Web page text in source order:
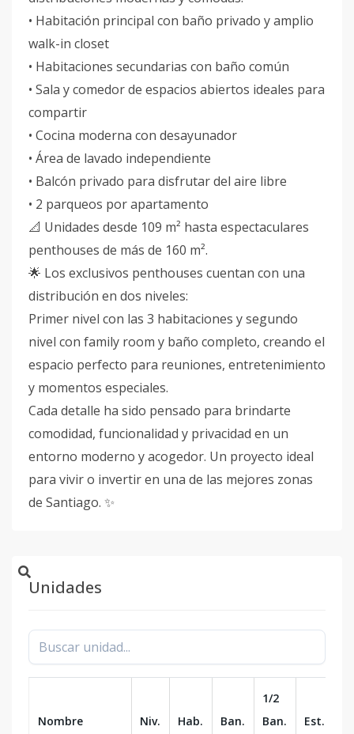
• Habitación principal con baño privado y amplio
walk-in closet
• Habitaciones secundarias con baño común
• Sala y comedor de espacios abiertos ideales para
compartir
• Cocina moderna con desayunador
• Área de lavado independiente
• Balcón privado para disfrutar del aire libre
• 2 parqueos por apartamento
📐 Unidades desde 109 m² hasta espectaculares
penthouses de más de 160 m².
🌟 Los exclusivos penthouses cuentan con una
distribución en dos niveles:
Primer nivel con las 3 habitaciones y segundo
nivel con family room y baño completo, creando el
espacio perfecto para reuniones, entretenimiento
y momentos especiales.
Cada detalle ha sido pensado para brindarte
comodidad, funcionalidad y privacidad en un
entorno moderno y acogedor. Un proyecto ideal
para vivir o invertir en una de las mejores zonas
de Santiago. ✨
Unidades
Nombre Niv. Hab. Ban.
1/2
Ban.
Est.